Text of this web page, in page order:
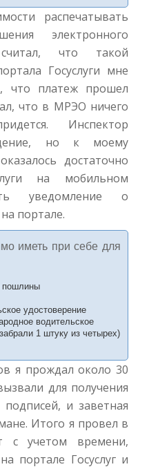
распечатывать
электронного
что такой
Госуслуги мне
что платеж прошел
что в МРЭО ничего
Инспектор
но к моему
достаточно
на мобильном
уведомление о
портале.
иметь при себе для
пошлины
удостоверение
водительское
1 штуку из четырех)
я прождал около 30
для получения
и заветная
Итого я провел в
учетом времени,
портале Госуслуг и